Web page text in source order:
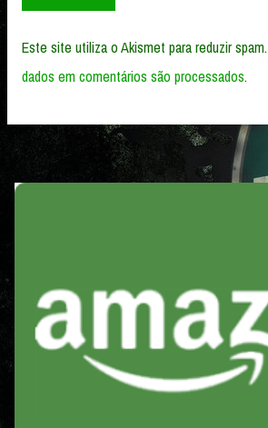
Este site utiliza o Akismet para reduzir spam.
dados em comentários são processados.